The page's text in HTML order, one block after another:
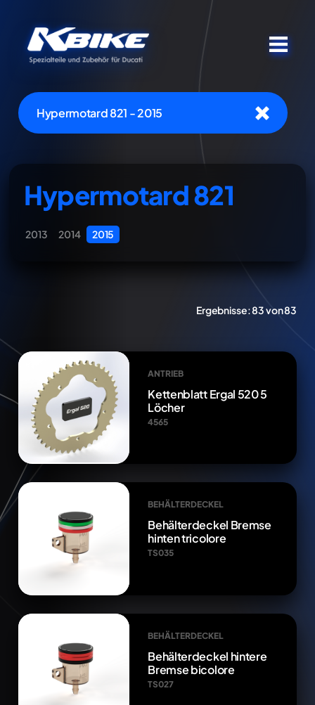
Hypermotard 821 - 2015
Hypermotard 821
2013 2014 2015
Ergebnisse:83 von 83
ANTRIEB
Kettenblatt Ergal 520 5
Löcher
4565
BEHÄLTERDECKEL
Behälterdeckel Bremse
hinten tricolore
TS035
BEHÄLTERDECKEL
Behälterdeckel hintere
Bremse bicolore
TS027